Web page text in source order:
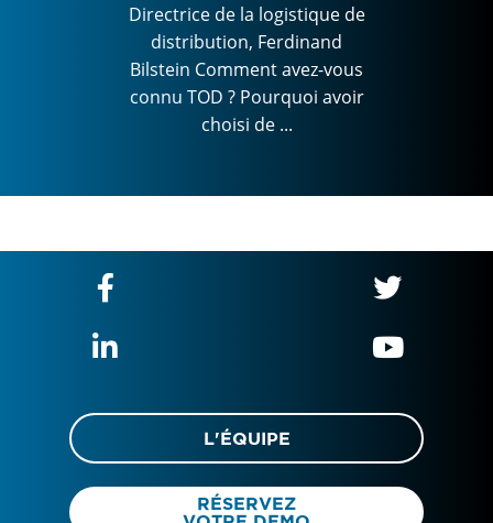
Directrice de la logistique de
distribution, Ferdinand
Bilstein Comment avez-vous
connu TOD ? Pourquoi avoir
choisi de ...
L'ÉQUIPE
RÉSERVEZ